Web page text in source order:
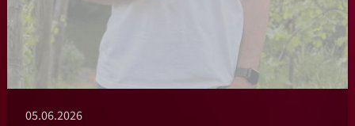
05.06.2026